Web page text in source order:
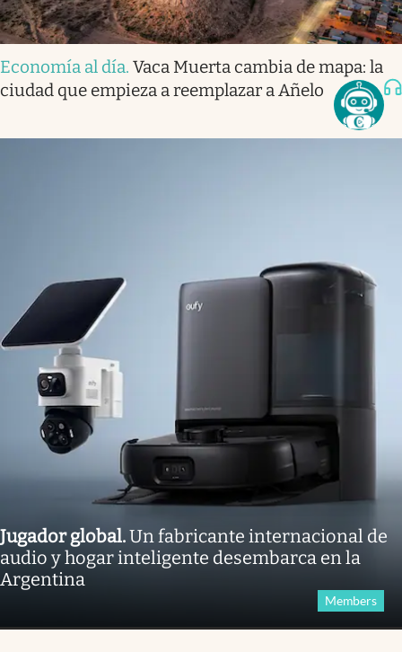
Economía al día. Vaca Muerta cambia de mapa: la
ciudad que empieza a reemplazar a Añelo
Jugador global.Un fabricante internacional de
audio y hogar inteligente desembarca en la
Argentina
Members